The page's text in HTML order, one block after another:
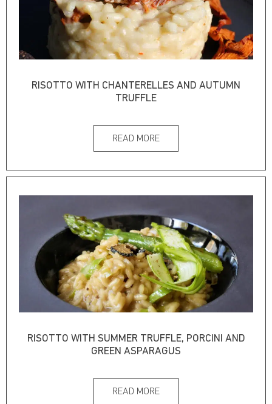
RISOTTO WITH CHANTERELLES AND AUTUMN
TRUFFLE
READ MORE
RISOTTO WITH SUMMER TRUFFLE, PORCINI AND
GREEN ASPARAGUS
READ MORE